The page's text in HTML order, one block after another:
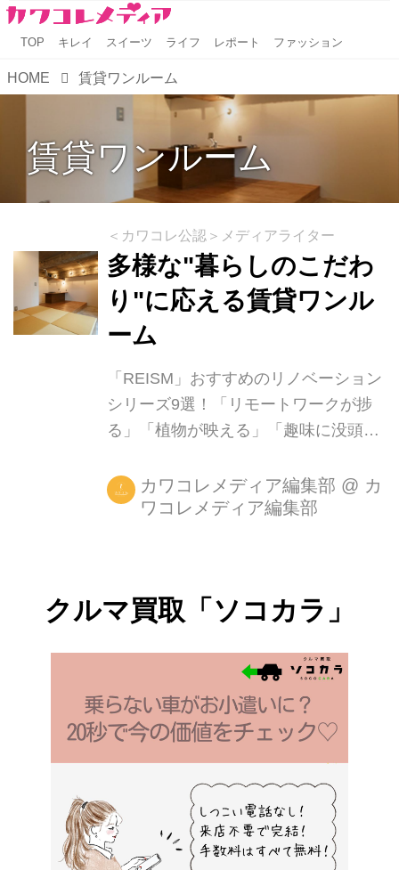
TOP キレイ スイーツ ライフ レポート ファッション
HOME 賃貸ワンルーム
賃貸ワンルーム
＜カワコレ公認＞メディアライター
多様な"暮らしのこだわ
り"に応える賃貸ワンル
ーム
「REISM」おすすめのリノベーション
シリーズ9選！「リモートワークが捗
る」「植物が映える」「趣味に没頭で
カワコレメディア編集部 @ カ
ワコレメディア編集部
クルマ買取「ソコカラ」